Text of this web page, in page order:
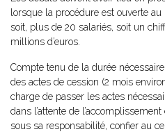
lorsque la procédure est ouverte
soit, plus de 20 salariés, soit un
millions d’euros.
Compte tenu de la durée
des actes de cession (2 mois
charge de passer les actes
dans l’attente de
sous sa responsabilité, confier au